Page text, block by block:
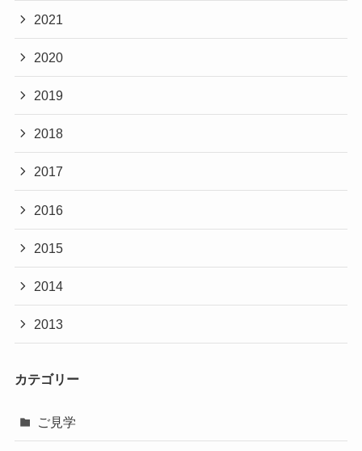
2021
2020
2019
2018
2017
2016
2015
2014
2013
カテゴリー
ご見学